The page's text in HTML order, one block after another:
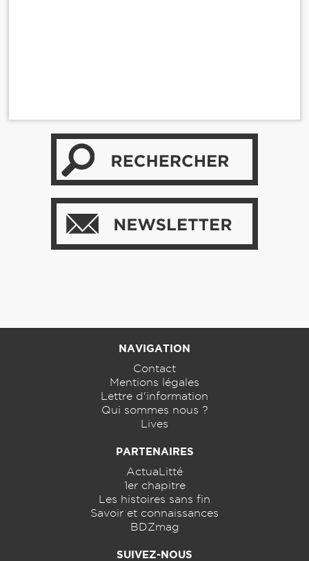
NAVIGATION
Contact
Mentions légales
Lettre d'information
Qui sommes nous ?
Lives
PARTENAIRES
ActuaLitté
1er chapitre
Les histoires sans fin
Savoir et connaissances
BDZmag
SUIVEZ-NOUS